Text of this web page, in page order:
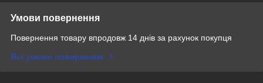
Умови повернення
Повернення товару впродовж 14 днів за рахунок покупця
Всі умови повернення